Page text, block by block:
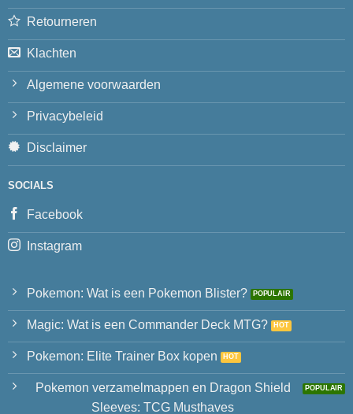
Retourneren
Klachten
Algemene voorwaarden
Privacybeleid
Disclaimer
SOCIALS
Facebook
Instagram
Pokemon: Wat is een Pokemon Blister?
Magic: Wat is een Commander Deck MTG?
Pokemon: Elite Trainer Box kopen
Pokemon verzamelmappen en Dragon Shield
Sleeves: TCG Musthaves